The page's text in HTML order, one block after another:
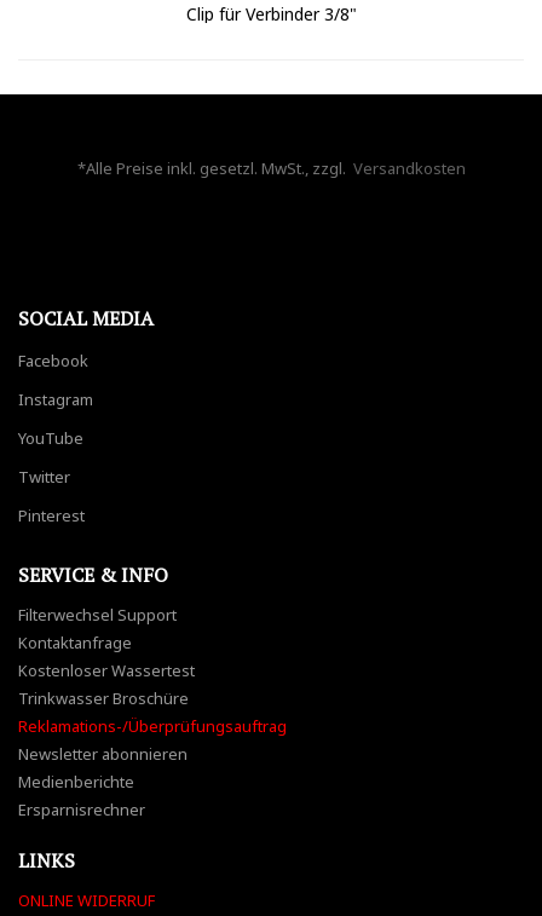
Clip für Verbinder 3/8"
*Alle Preise inkl. gesetzl. MwSt., zzgl. Versandkosten
SOCIAL MEDIA
Facebook
Instagram
YouTube
Twitter
Pinterest
SERVICE & INFO
Filterwechsel Support
Kontaktanfrage
Kostenloser Wassertest
Trinkwasser Broschüre
Reklamations-/Überprüfungsauftrag
Newsletter abonnieren
Medienberichte
Ersparnisrechner
LINKS
ONLINE WIDERRUF